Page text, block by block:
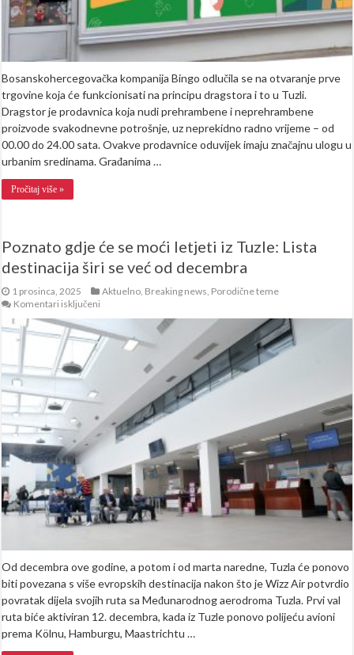
Bosanskohercegovačka kompanija Bingo odlučila se na otvaranje prve
trgovine koja će funkcionisati na principu dragstora i to u Tuzli.
Dragstor je prodavnica koja nudi prehrambene i neprehrambene
proizvode svakodnevne potrošnje, uz neprekidno radno vrijeme – od
00.00 do 24.00 sata. Ovakve prodavnice oduvijek imaju značajnu ulogu u
urbanim sredinama. Građanima …
Pročitaj više »
Poznato gdje će se moći letjeti iz Tuzle: Lista
destinacija širi se već od decembra
1 prosinca, 2025 Aktuelno Breaking news Porodične teme
Komentari isključeni
će
se
Lista
destinacija
širi
od
decembra
Od decembra ove godine, a potom i od marta naredne, Tuzla će ponovo
biti povezana s više evropskih destinacija nakon što je Wizz Air potvrdio
povratak dijela svojih ruta sa Međunarodnog aerodroma Tuzla. Prvi val
ruta biće aktiviran 12. decembra, kada iz Tuzle ponovo polijeću avioni
prema Kölnu, Hamburgu, Maastrichtu …